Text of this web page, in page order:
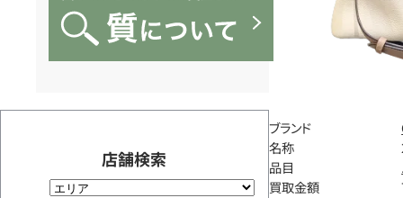
店舗検索
ブランド
名称
品目
買取金額